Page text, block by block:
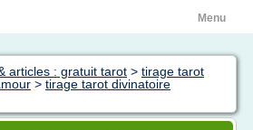
Menu
articles : gratuit tarot > tirage tarot
> tirage tarot divinatoire